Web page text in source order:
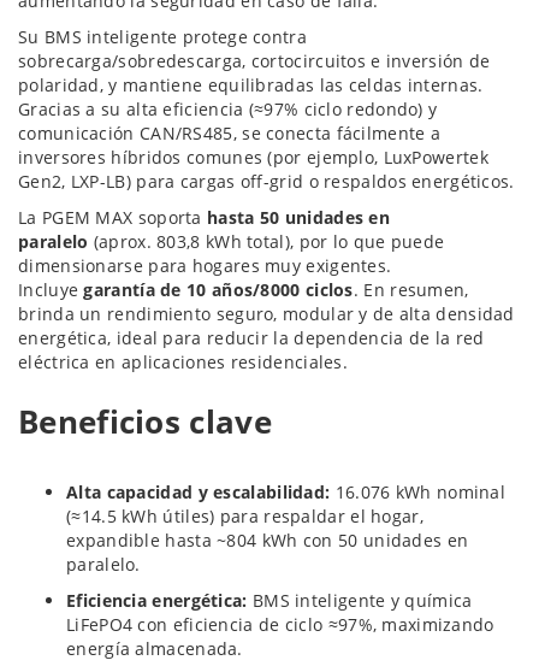
Su BMS inteligente protege contra
sobrecarga/sobredescarga, cortocircuitos e inversión de
polaridad, y mantiene equilibradas las celdas internas.
Gracias a su alta eficiencia (≈97% ciclo redondo) y
comunicación CAN/RS485, se conecta fácilmente a
inversores híbridos comunes (por ejemplo, LuxPowertek
Gen2, LXP-LB) para cargas off-grid o respaldos energéticos.
La PGEM MAX soporta hasta 50 unidades en
paralelo (aprox. 803,8 kWh total), por lo que puede
dimensionarse para hogares muy exigentes.
Incluyegarantía de 10 años/8000 ciclos. En resumen,
brinda un rendimiento seguro, modular y de alta densidad
energética, ideal para reducir la dependencia de la red
eléctrica en aplicaciones residenciales.
Beneficios clave
Alta capacidad y escalabilidad: 16.076 kWh nominal
(≈14.5 kWh útiles) para respaldar el hogar,
expandible hasta ~804 kWh con 50 unidades en
paralelo.
Eficiencia energética: BMS inteligente y química
LiFePO4 con eficiencia de ciclo ≈97%, maximizando
energía almacenada.